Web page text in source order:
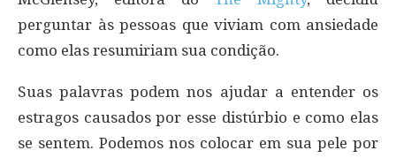
perguntar às pessoas que viviam com ansiedade
como elas resumiriam sua condição.
Suas palavras podem nos ajudar a entender os
estragos causados por esse distúrbio e como elas
se sentem. Podemos nos colocar em sua pele por